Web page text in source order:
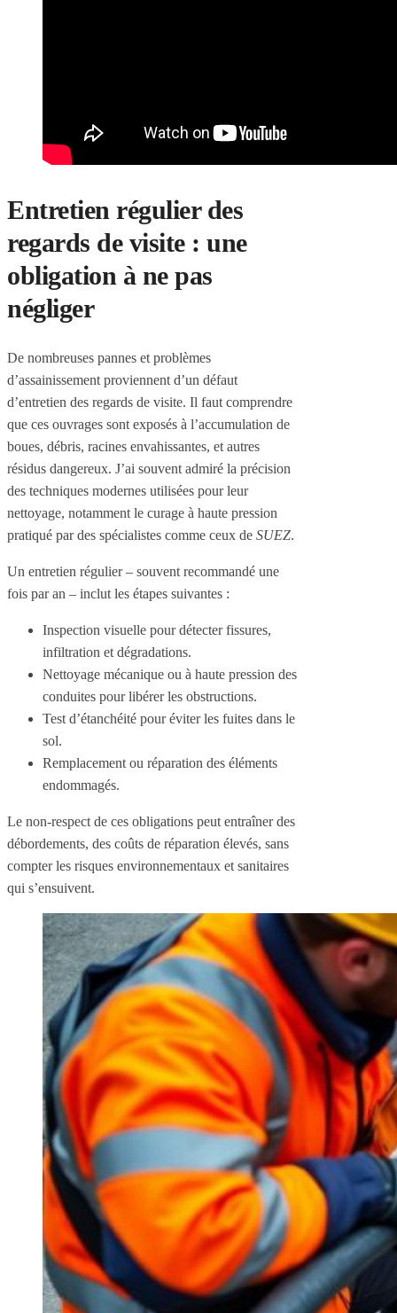
Entretien régulier des
regards de visite : une
obligation à ne pas
négliger
De nombreuses pannes et problèmes
d’assainissement proviennent d’un défaut
d’entretien des regards de visite. Il faut comprendre
que ces ouvrages sont exposés à l’accumulation de
boues, débris, racines envahissantes, et autres
résidus dangereux. J’ai souvent admiré la précision
des techniques modernes utilisées pour leur
nettoyage, notamment le curage à haute pression
pratiqué par des spécialistes comme ceux de SUEZ.
Un entretien régulier – souvent recommandé une
fois par an – inclut les étapes suivantes :
Inspection visuelle pour détecter fissures,
infiltration et dégradations.
Nettoyage mécanique ou à haute pression des
conduites pour libérer les obstructions.
Test d’étanchéité pour éviter les fuites dans le
sol.
Remplacement ou réparation des éléments
endommagés.
Le non-respect de ces obligations peut entraîner des
débordements, des coûts de réparation élevés, sans
compter les risques environnementaux et sanitaires
qui s’ensuivent.